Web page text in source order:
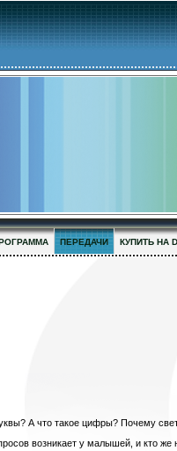
ПЕРЕДАЧИ КУПИТЬ НА
А что такое цифры? Почему
возникает у малышей, и кто же